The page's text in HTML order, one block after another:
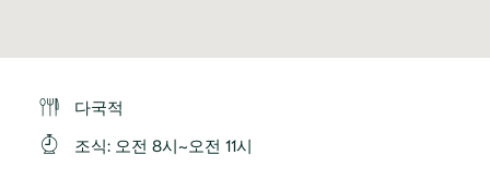
다국적
조식: 오전 8시~오전 11시